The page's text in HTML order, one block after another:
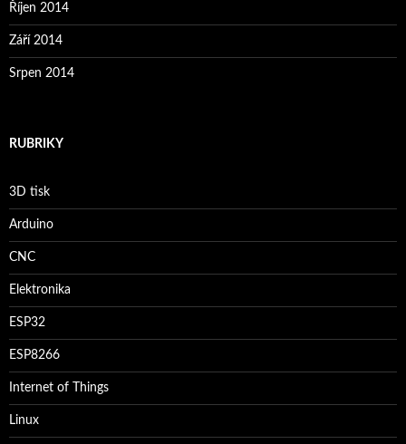
Říjen 2014
Září 2014
Srpen 2014
RUBRIKY
3D tisk
Arduino
CNC
Elektronika
ESP32
ESP8266
Internet of Things
Linux